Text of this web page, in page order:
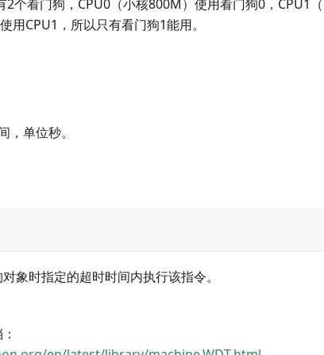
2个看门狗，CPU0（小核800M）使用看门狗0，CPU1
用CPU1，所以只有看门狗1能用。
，单位秒。
象时指定的超时时间内执行该指令。